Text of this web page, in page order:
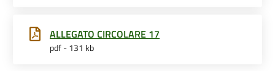
ALLEGATO CIRCOLARE 17
pdf - 131 kb